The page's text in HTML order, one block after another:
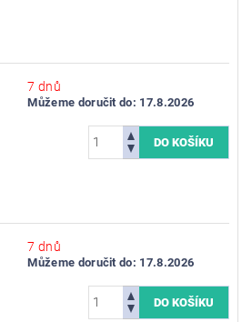
7 dnů
Můžeme doručit do: 17.8.2026
7 dnů
Můžeme doručit do: 17.8.2026